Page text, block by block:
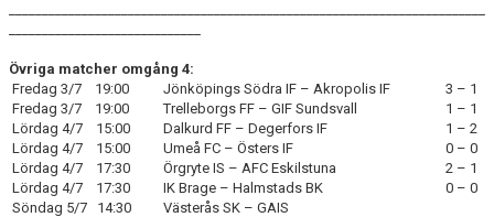
Övriga matcher omgång 4:
Fredag 3/7 19:00
Jönköpings Södra IF – Akropolis IF
3 – 1
Fredag 3/7 19:00
Trelleborgs FF – GIF Sundsvall
1 – 1
Lördag 4/7 15:00
Dalkurd FF – Degerfors IF
1 – 2
Lördag 4/7 15:00
Umeå FC – Östers IF
0 – 0
Lördag 4/7 17:30
Örgryte IS – AFC Eskilstuna
2 – 1
Lördag 4/7 17:30
IK Brage – Halmstads BK
0 – 0
Söndag 5/7 14:30
Västerås SK – GAIS